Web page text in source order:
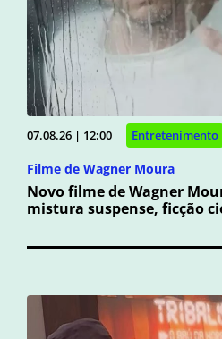
07.08.26 | 12:00 Entretenimento
Filme de Wagner Moura
Novo filme de Wagner
mistura suspense, ficção